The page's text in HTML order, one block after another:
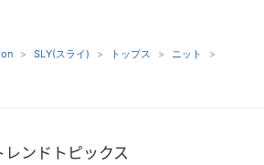
SLY(スライ) トップス
ニット
レンドトピックス